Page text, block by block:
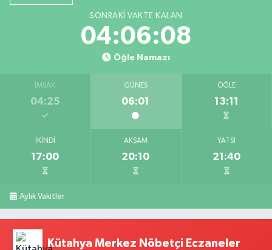
SONRAKI VAKTE KALAN
04:06:07
Öğle Namazı
İMSAK
04:25
GÜNEŞ
06:01
ÖĞLE
13:11
İKINDI
17:00
AKŞAM
20:10
YATSI
21:40
Aylık Vakitler
Kütahya Merkez Nöbetçi Eczaneler